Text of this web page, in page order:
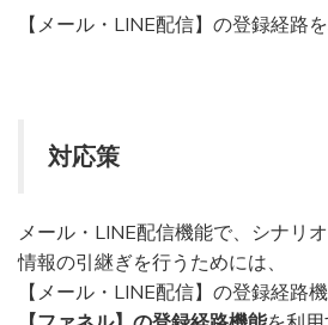
【メール・LINE配信】の登録経路
対応策
メール・LINE配信機能で、シナリ
情報の引継ぎを行うためには、
【メール・LINE配信】の登録経路